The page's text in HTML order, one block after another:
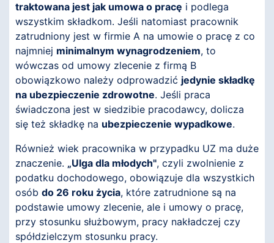
traktowana jest jak umowa o pracę i podlega
wszystkim składkom. Jeśli natomiast pracownik
zatrudniony jest w firmie A na umowie o pracę z co
najmniej minimalnym wynagrodzeniem, to
wówczas od umowy zlecenie z firmą B
obowiązkowo należy odprowadzić jedynie składkę
na ubezpieczenie zdrowotne. Jeśli praca
świadczona jest w siedzibie pracodawcy, dolicza
się też składkę na ubezpieczenie wypadkowe.
Również wiek pracownika w przypadku UZ ma duże
znaczenie. „Ulga dla młodych", czyli zwolnienie z
podatku dochodowego, obowiązuje dla wszystkich
osób do 26 roku życia, które zatrudnione są na
podstawie umowy zlecenie, ale i umowy o pracę,
przy stosunku służbowym, pracy nakładczej czy
spółdzielczym stosunku pracy.